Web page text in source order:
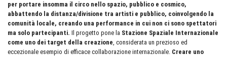
per portare insomma il circo nello spazio, pubblico e cosmico,
abbattendo la distanza/divisione tra artisti e pubblico, coinvolgendo la
comunità locale, creando una performance in cui non ci sono spettatori
ma solo partecipanti. Il progetto pone la Stazione Spaziale Internazionale
come uno dei target della creazione, considerata un prezioso ed
eccezionale esempio di efficace collaborazione internazionale. Creare uno